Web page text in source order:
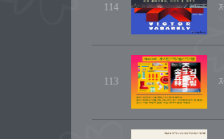
114
113